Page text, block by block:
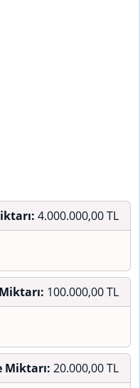
4.000.000,00 TL
100.000,00 TL
Miktarı: 20.000,00 TL